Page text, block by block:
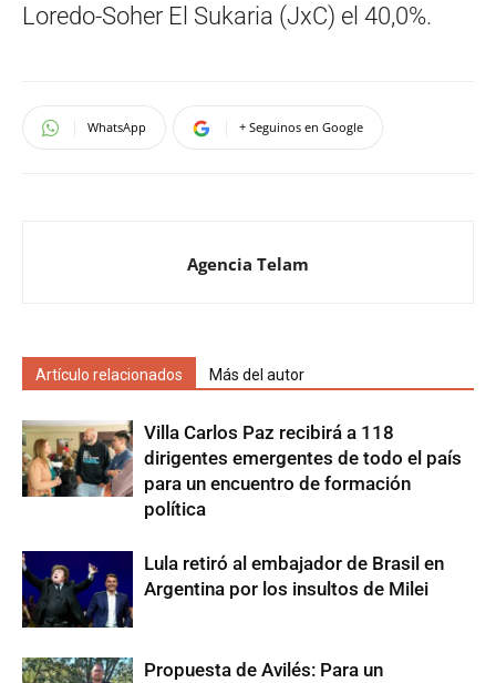
Loredo-Soher El Sukaria (JxC) el 40,0%.
WhatsApp + Seguinos en Google
Agencia Telam
Artículo relacionados Más del autor
Villa Carlos Paz recibirá a 118
dirigentes emergentes de todo el país
para un encuentro de formación
política
Lula retiró al embajador de Brasil en
Argentina por los insultos de Milei
Propuesta de Avilés: Para un